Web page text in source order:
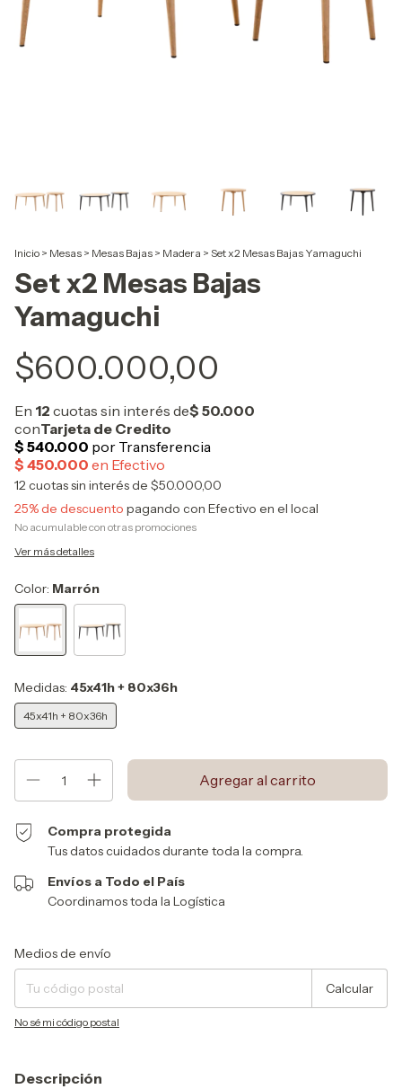
Inicio > Mesas > Mesas Bajas > Madera > Set x2 Mesas Bajas Yamaguchi
Set x2 Mesas Bajas
Yamaguchi
$600.000,00
12cuotas sin interés de $50.000,00
25% de descuento pagando con Efectivo en el local
No acumulable con otras promociones
Ver más detalles
Color: Marrón
Medidas: 45x41h + 80x36h
45x41h + 80x36h
Compra protegida
Tus datos cuidados durante toda la compra.
Envíos a Todo el País
Coordinamos toda la Logística
Entregas para el CP:
Medios de envío
Calcular
No sé mi código postal
Descripción